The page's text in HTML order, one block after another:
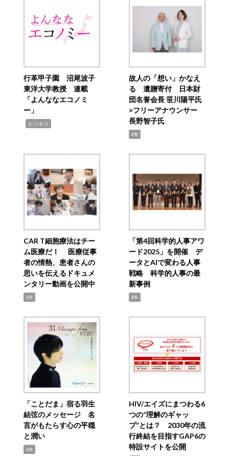
行革甲子園 沼尾波子
東洋大学教授 連載
「よんななエコノミ
ー」
ビジネス
故人の「想い」かなえ
る 遺贈寄付 日本財
団名誉会長 笹川陽平氏
×フリーアナウンサー
長野智子氏
PR
CAR T細胞療法はチー
ム医療だ！ 医療従事
者の情熱、患者さんの
思いを伝えるドキュメ
ンタリー動画を公開中
PR
「第4回科学的人事アワ
ード2025」を開催 デ
ータとAIで変わる人事
戦略 科学的人事の最
新事例
PR
「ことだま」宿る羽生
結弦のメッセージ 名
言がもたらす心の平穏
と潤い
PR
HIV/エイズにまつわる6
つの“理解のギャッ
プ”とは？ 2030年の流
行終結を目指すGAP6の
特設サイトを公開